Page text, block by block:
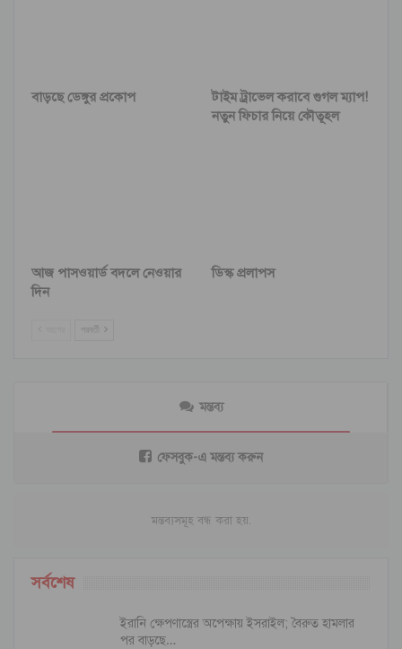
বাড়ছে ডেঙ্গুর প্রকোপ
টাইম ট্রাভেল করাবে গুগল ম্যাপ!
নতুন ফিচার নিয়ে কৌতূহল
আজ পাসওয়ার্ড বদলে নেওয়ার
দিন
ডিস্ক প্রলাপস
পরবর্তী
মন্তব্য
ফেসবুক-এ মন্তব্য করুন
মন্তব্যসমূহ বন্ধ করা হয়.
সর্বশেষ
ইরানি ক্ষেপণাস্ত্রের অপেক্ষায় ইসরাইল; বৈরুত হামলার
পর বাড়ছে…